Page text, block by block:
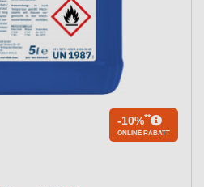
-10%**
ONLINE RABATT